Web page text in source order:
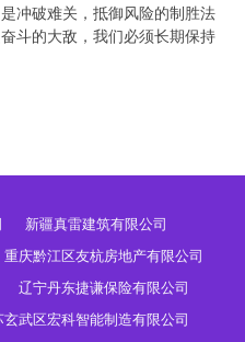
冲破难关，抵御风险的制胜法
斗的大敌，我们必须长期保持
新疆真雷建筑有限公司
重庆黔江区友杭房地产有限公司
辽宁丹东捷谦保险有限公司
玄武区宏科智能制造有限公司